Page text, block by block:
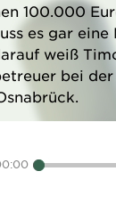
100.000
es gar eine
weiß
bei